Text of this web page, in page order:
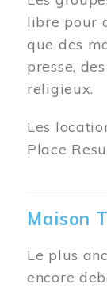
libre pour
que des
presse,
religieux.
Les
Place
Maison
Le plus
encore